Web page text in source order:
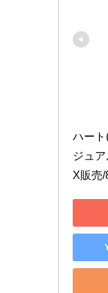
ハー
ジュ
X販売/